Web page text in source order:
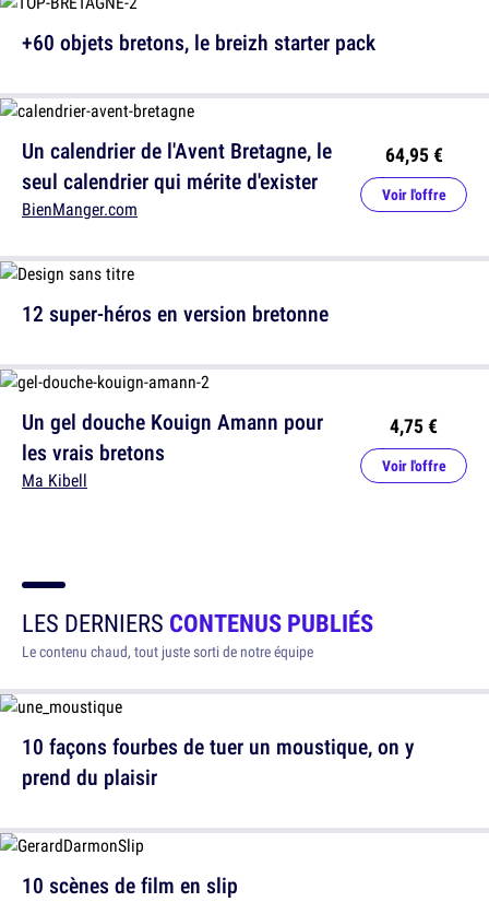
Un calendrier de l'Avent Bretagne, le
seul calendrier qui mérite d'exister
BienManger.com
64,95 €
Voir l'offre
Un gel douche Kouign Amann pour
les vrais bretons
Ma Kibell
4,75 €
Voir l'offre
+60 objets bretons, le breizh starter pack
12 super-héros en version bretonne
LES DERNIERS CONTENUS PUBLIÉS
Le contenu chaud, tout juste sorti de notre équipe
10 façons fourbes de tuer un moustique, on y
prend du plaisir
10 scènes de film en slip